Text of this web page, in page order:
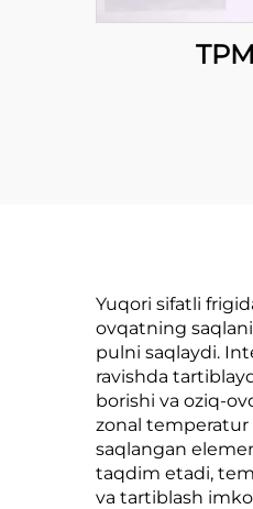
Yuqori sifatli
ovqatning
pulni saqlaydi.
ravishda
borishi va oziq-
zonal temperatur
saqlangan
taqdim etadi,
va tartiblash